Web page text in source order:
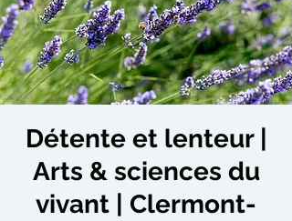
Détente et lenteur |
Arts & sciences du
vivant | Clermont-